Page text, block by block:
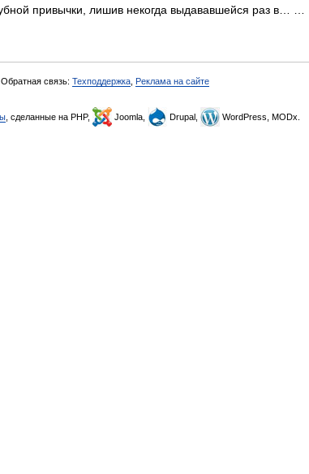
привычки, лишив некогда выдававшейся раз в… …
Обратная связь: Техподдержка Реклама на сайте
, сделанные на PHP, Joomla, Drupal, WordPress, MODx.